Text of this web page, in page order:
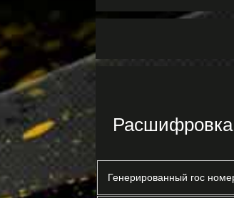
Расшифровка
Генерированный гос